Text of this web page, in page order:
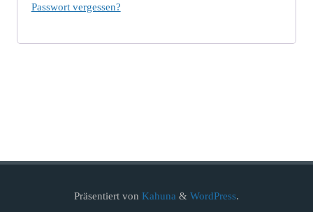
Passwort vergessen?
Präsentiert von Kahuna & WordPress.